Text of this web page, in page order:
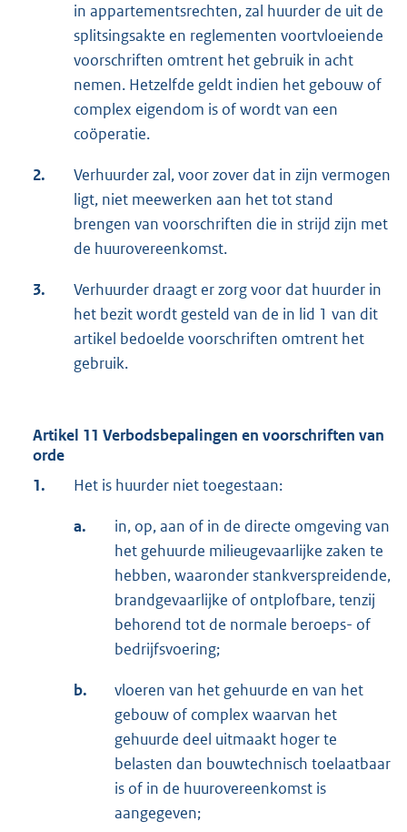
in appartementsrechten, zal huurder de uit de
splitsingsakte en reglementen voortvloeiende
voorschriften omtrent het gebruik in acht
nemen. Hetzelfde geldt indien het gebouw of
complex eigendom is of wordt van een
coöperatie.
2.
Verhuurder zal, voor zover dat in zijn vermogen
ligt, niet meewerken aan het tot stand
brengen van voorschriften die in strijd zijn met
de huurovereenkomst.
3.
Verhuurder draagt er zorg voor dat huurder in
het bezit wordt gesteld van de in lid 1 van dit
artikel bedoelde voorschriften omtrent het
gebruik.
Artikel 11 Verbodsbepalingen en voorschriften van
orde
1.
Het is huurder niet toegestaan:
a.
in, op, aan of in de directe omgeving van
het gehuurde milieugevaarlijke zaken te
hebben, waaronder stankverspreidende,
brandgevaarlijke of ontplofbare, tenzij
behorend tot de normale beroeps- of
bedrijfsvoering;
b.
vloeren van het gehuurde en van het
gebouw of complex waarvan het
gehuurde deel uitmaakt hoger te
belasten dan bouwtechnisch toelaatbaar
is of in de huurovereenkomst is
aangegeven;